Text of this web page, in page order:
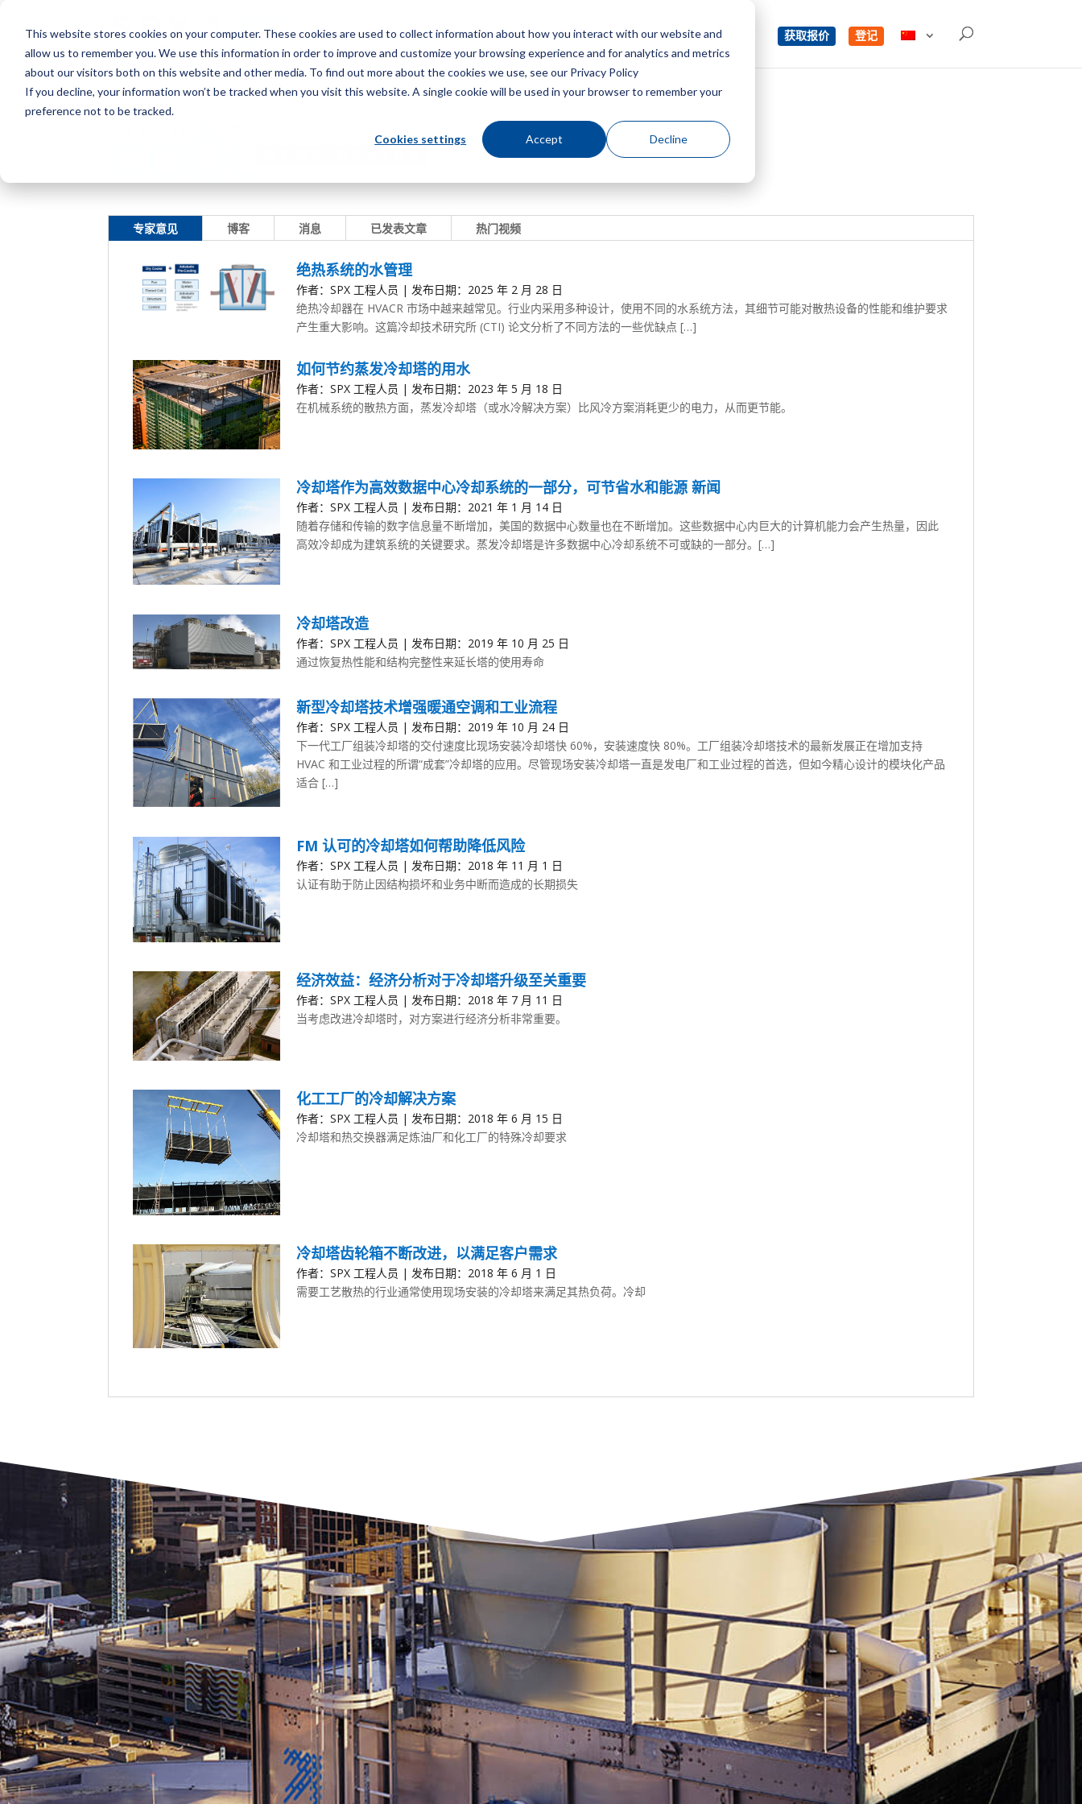
This website stores cookies on your computer. These cookies are used to collect information about how you interact with our website and
allow us to remember you. We use this information in order to improve and customize your browsing experience and for analytics and metrics
about our visitors both on this website and other media. To find out more about the cookies we use, see our Privacy Policy
If you decline, your information won’t be tracked when you visit this website. A single cookie will be used in your browser to remember your
preference not to be tracked.
Cookies settings Accept Decline
菜单 获取报价 登记
专家意见 博客 消息 已发表文章 热门视频
绝热系统的水管理
作者：SPX 工程人员 | 发布日期：2025 年 2 月 28 日
绝热冷却器在 HVACR 市场中越来越常见。行业内采用多种设计，使用不同的水系统方法，其细节可能对散热设备的性能和维护要求
产生重大影响。这篇冷却技术研究所 (CTI) 论文分析了不同方法的一些优缺点 […]
如何节约蒸发冷却塔的用水
作者：SPX 工程人员 | 发布日期：2023 年 5 月 18 日
在机械系统的散热方面，蒸发冷却塔（或水冷解决方案）比风冷方案消耗更少的电力，从而更节能。
冷却塔作为高效数据中心冷却系统的一部分，可节省水和能源 新闻
作者：SPX 工程人员 | 发布日期：2021 年 1 月 14 日
随着存储和传输的数字信息量不断增加，美国的数据中心数量也在不断增加。这些数据中心内巨大的计算机能力会产生热量，因此
高效冷却成为建筑系统的关键要求。蒸发冷却塔是许多数据中心冷却系统不可或缺的一部分。[…]
冷却塔改造
作者：SPX 工程人员 | 发布日期：2019 年 10 月 25 日
通过恢复热性能和结构完整性来延长塔的使用寿命
新型冷却塔技术增强暖通空调和工业流程
作者：SPX 工程人员 | 发布日期：2019 年 10 月 24 日
下一代工厂组装冷却塔的交付速度比现场安装冷却塔快 60%，安装速度快 80%。工厂组装冷却塔技术的最新发展正在增加支持
HVAC 和工业过程的所谓“成套”冷却塔的应用。尽管现场安装冷却塔一直是发电厂和工业过程的首选，但如今精心设计的模块化产品
适合 […]
FM 认可的冷却塔如何帮助降低风险
作者：SPX 工程人员 | 发布日期：2018 年 11 月 1 日
认证有助于防止因结构损坏和业务中断而造成的长期损失
经济效益：经济分析对于冷却塔升级至关重要
作者：SPX 工程人员 | 发布日期：2018 年 7 月 11 日
当考虑改进冷却塔时，对方案进行经济分析非常重要。
化工工厂的冷却解决方案
作者：SPX 工程人员 | 发布日期：2018 年 6 月 15 日
冷却塔和热交换器满足炼油厂和化工厂的特殊冷却要求
冷却塔齿轮箱不断改进，以满足客户需求
作者：SPX 工程人员 | 发布日期：2018 年 6 月 1 日
需要工艺散热的行业通常使用现场安装的冷却塔来满足其热负荷。冷却